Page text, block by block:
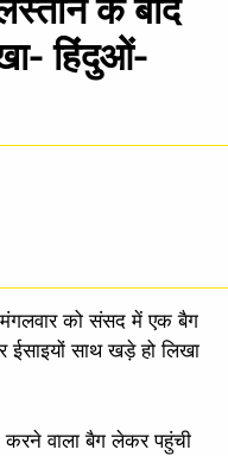
के बाद
हिंदुओं-
मंगलवार को संसद में एक बैग
ईसाइयों साथ खड़े हो लिखा
करने वाला बैग लेकर पहुंची